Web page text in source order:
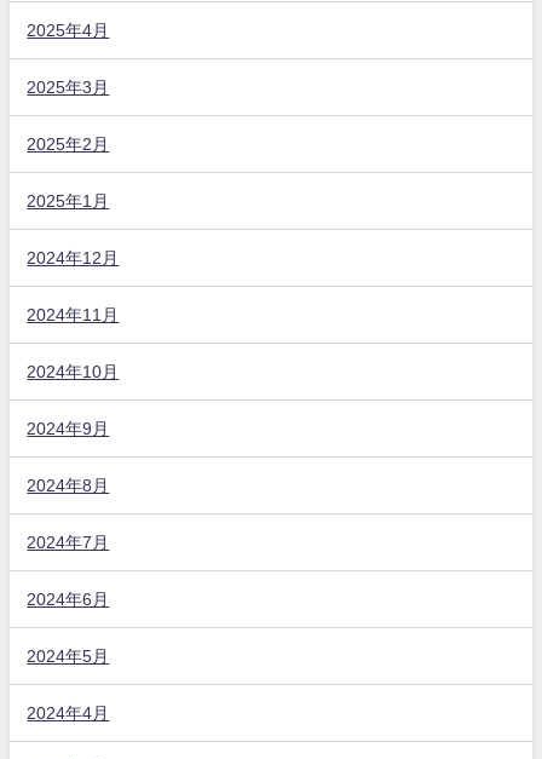
2025年4月
2025年3月
2025年2月
2025年1月
2024年12月
2024年11月
2024年10月
2024年9月
2024年8月
2024年7月
2024年6月
2024年5月
2024年4月